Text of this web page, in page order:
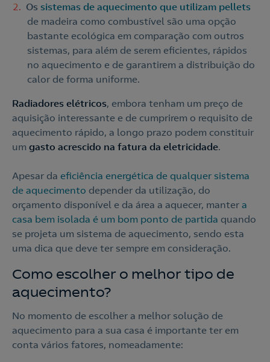
Contacte-nos
Nós ligamos!
Ao preencher este formulário, entraremos em contacto
consigo para lhe fazer chegar a nossa oferta de
Eletricidade e Gás.
Aceite aPolítica de Privacidade
Nós ligamos!
Contacte-nos
210 540 000
Linha de Apoio e Contratação
Os sistemas de aquecimento que utilizam pellets
de madeira como combustível são uma opção
bastante ecológica em comparação com outros
sistemas, para além de serem eficientes, rápidos
no aquecimento e de garantirem a distribuição do
calor de forma uniforme.
Radiadores elétricos, embora tenham um preço de
aquisição interessante e de cumprirem o requisito de
aquecimento rápido, a longo prazo podem constituir
um gasto acrescido na fatura da eletricidade.
Apesar da eficiência energética de qualquer sistema
de aquecimento depender da utilização, do
orçamento disponível e da área a aquecer, manter a
casa bem isolada é um bom ponto de partida quando
se projeta um sistema de aquecimento, sendo esta
uma dica que deve ter sempre em consideração.
Como escolher o melhor tipo de
aquecimento?
No momento de escolher a melhor solução de
aquecimento para a sua casa é importante ter em
conta vários fatores, nomeadamente: